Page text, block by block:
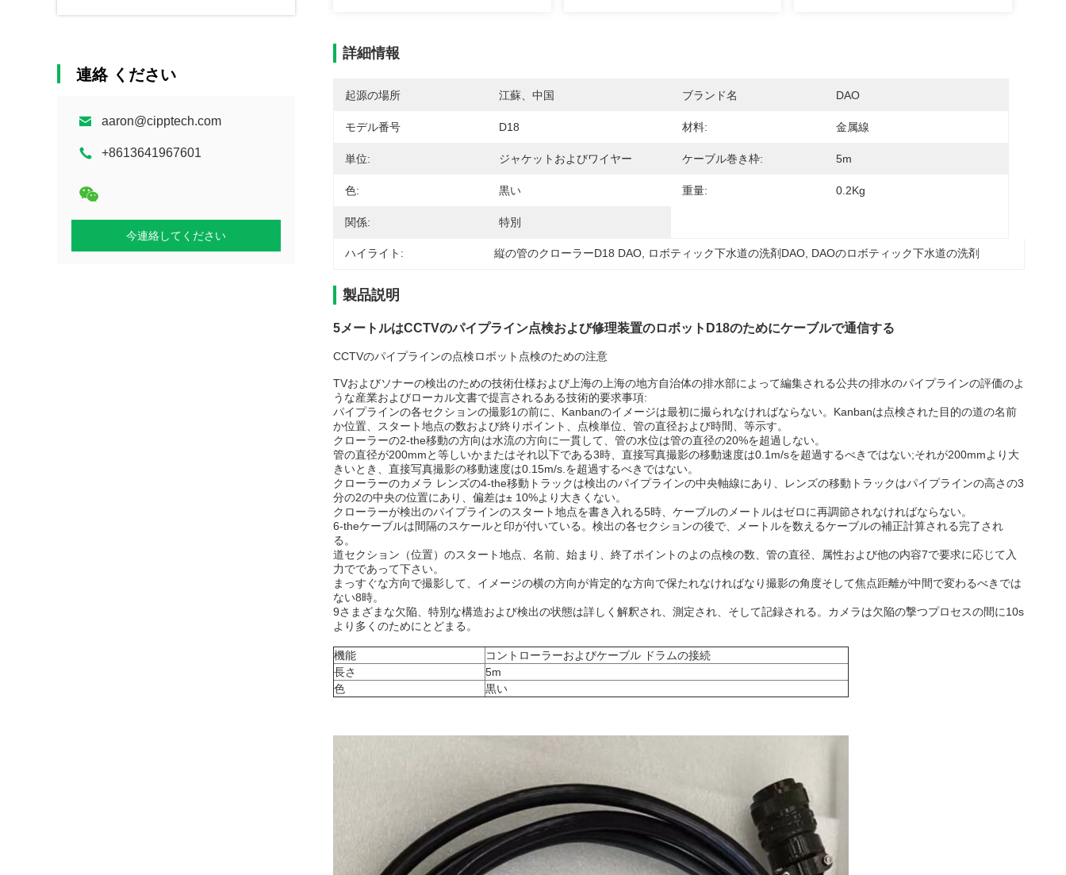
連絡 ください
aaron@cipptech.com
+8613641967601
今連絡してください
詳細情報
起源の場所 江蘇、中国 ブランド名 DAO
モデル番号 D18 材料: 金属線
単位: ジャケットおよびワイヤー ケーブル巻き枠: 5m
色: 黒い 重量: 0.2Kg
関係: 特別
ハイライト: 縦の管のクローラーD18 DAO ロボティック下水道の洗剤DAO DAOのロボティック下水道の洗剤
製品説明
5メートルはCCTVのパイプライン点検および修理装置のロボットD18のためにケーブルで通信する
CCTVのパイプラインの点検ロボット点検のための注意
TVおよびソナーの検出のための技術仕様および上海の上海の地方自治体の排水部によって編集される公共の排水のパイプラインの評価のよ
うな産業およびローカル文書で提言されるある技術的要求事項:
パイプラインの各セクションの撮影1の前に、Kanbanのイメージは最初に撮られなければならない。Kanbanは点検された目的の道の名前
か位置、スタート地点の数および終りポイント、点検単位、管の直径および時間、等示す。
クローラーの2-the移動の方向は水流の方向に一貫して、管の水位は管の直径の20%を超過しない。
管の直径が200mmと等しいかまたはそれ以下である3時、直接写真撮影の移動速度は0.1m/sを超過するべきではない;それが200mmより大
きいとき、直接写真撮影の移動速度は0.15m/s.を超過するべきではない。
クローラーのカメラ レンズの4-the移動トラックは検出のパイプラインの中央軸線にあり、レンズの移動トラックはパイプラインの高さの3
分の2の中央の位置にあり、偏差は± 10%より大きくない。
クローラーが検出のパイプラインのスタート地点を書き入れる5時、ケーブルのメートルはゼロに再調節されなければならない。
6-theケーブルは間隔のスケールと印が付いている。検出の各セクションの後で、メートルを数えるケーブルの補正計算される完了され
る。
道セクション（位置）のスタート地点、名前、始まり、終了ポイントのよの点検の数、管の直径、属性および他の内容7で要求に応じて入
力でであって下さい。
まっすぐな方向で撮影して、イメージの横の方向が肯定的な方向で保たれなければなり撮影の角度そして焦点距離が中間で変わるべきでは
ない8時。
9さまざまな欠陥、特別な構造および検出の状態は詳しく解釈され、測定され、そして記録される。カメラは欠陥の撃つプロセスの間に10s
より多くのためにとどまる。
機能
コントローラーおよびケーブル ドラムの接続
長さ
5m
色
黒い